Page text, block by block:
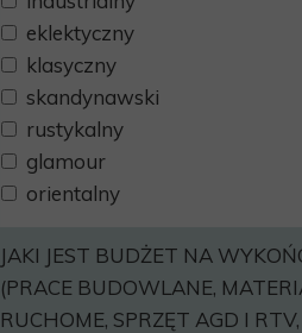
eklektyczny
klasyczny
skandynawski
rustykalny
glamour
orientalny
JAKI JEST BUDŻET NA
(PRACE BUDOWLANE,
RUCHOME, SPRZĘT AGD I